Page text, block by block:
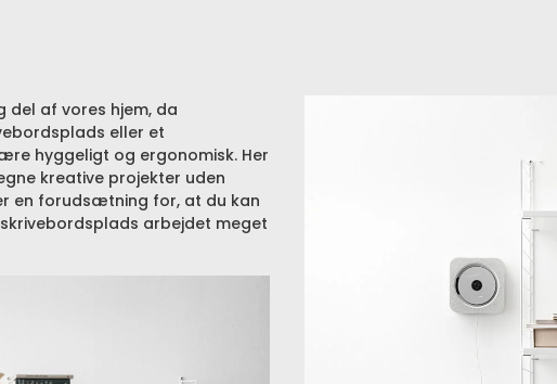
del af vores hjem, da
eller et
hyggeligt og ergonomisk. Her
kreative projekter uden
en forudsætning for, at du kan
arbejdet meget